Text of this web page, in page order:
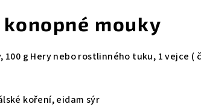
mouky
100 g Hery nebo rostlinného tuku, 1
koření, eidam sýr